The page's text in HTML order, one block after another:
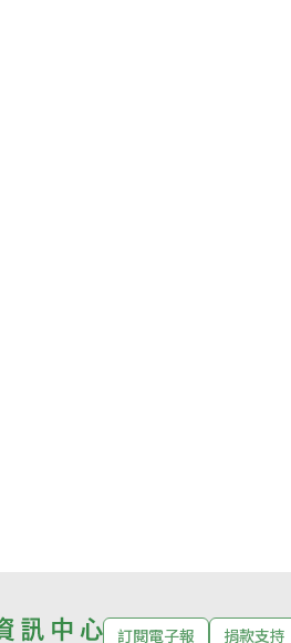
訂閱電子報 捐款支持